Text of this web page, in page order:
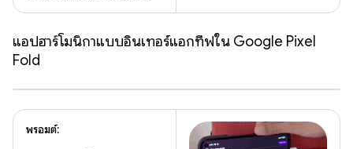
แอปฮาร์โมนิกาแบบอินเทอร์แอกทีฟใน Google Pixel
Fold
พรอมต์: